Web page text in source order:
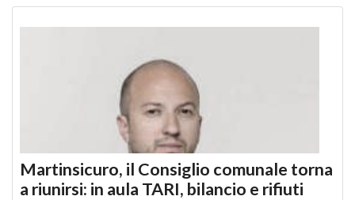
Martinsicuro, il Consiglio comunale torna
a riunirsi: in aula TARI, bilancio e rifiuti